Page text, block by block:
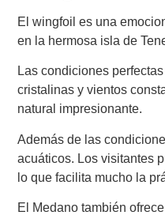
El wingfoil es una
en la hermosa isla de
Las condiciones
cristalinas y vientos
natural impresionante.
Además de las
acuáticos. Los visitantes
lo que facilita mucho la
El Medano también